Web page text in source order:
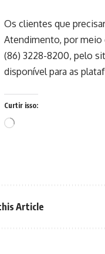
Os clientes que
Atendimento, por meio
(86) 3228-8200, pelo
disponível para as
Curtir isso:
Carregando...
Article